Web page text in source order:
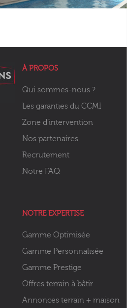
À PROPOS
Qui sommes-nous ?
Les garanties du CCMI
Zone d’intervention
Nos partenaires
Recrutement
Notre FAQ
NOTRE EXPERTISE
Gamme Optimisée
Gamme Personnalisée
Gamme Prestige
Offres terrain à bâtir
Annonces terrain + maison